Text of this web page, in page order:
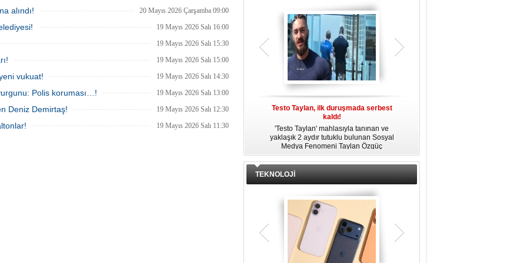
yer aldı.
alındı! 20 Mayıs 2026 Çarşamba 09:00
19 Mayıs 2026 Salı 16:00
19 Mayıs 2026 Salı 15:30
19 Mayıs 2026 Salı 15:00
vukuat! 19 Mayıs 2026 Salı 14:30
Polis koruması…! 19 Mayıs 2026 Salı 13:00
Deniz Demirtaş! 19 Mayıs 2026 Salı 12:30
19 Mayıs 2026 Salı 11:30
Testo Taylan, ilk duruşmada serbest
kaldı!
'Testo Taylan' mahlasıyla tanınan ve
yaklaşık 2 aydır tutuklu bulunan Sosyal
Medya Fenomeni Taylan Özgüç
Danyıldız, çıktığı ilk duruşmada serbest
bırakıldı.
Güney, 'Ev Hapsi' şartıyla serbest
TEKNOLOJİ